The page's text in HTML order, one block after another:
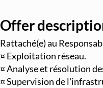
Offer
Rattaché(e) au
¤ Exploitation réseau.
¤ Analyse et résolution
¤ Supervision de